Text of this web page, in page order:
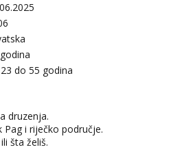
do 55 godina
druzenja.
i riječko područje.
šta želiš.